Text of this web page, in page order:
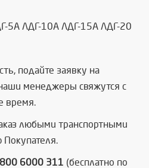
5А ЛДГ-10А ЛДГ-15А ЛДГ-20
подайте заявку на
менеджеры свяжутся с
время.
любыми транспортными
6000 311 (бесплатно по